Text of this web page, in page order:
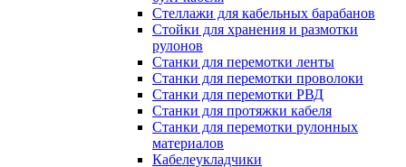
Стеллажи для кабельных барабанов
Стойки для хранения и размотки
рулонов
Станки для перемотки ленты
Станки для перемотки проволоки
Станки для перемотки РВД
Станки для протяжки кабеля
Станки для перемотки рулонных
материалов
Кабелеукладчики